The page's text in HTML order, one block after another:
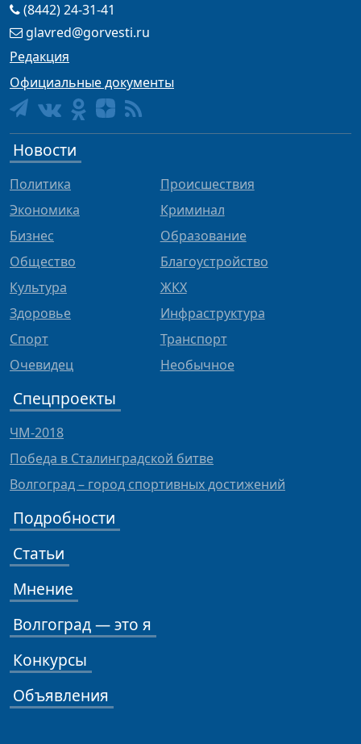
(8442) 24-31-41
glavred@gorvesti.ru
Редакция
Официальные документы
Новости
Политика
Экономика
Бизнес
Общество
Культура
Здоровье
Спорт
Очевидец
Происшествия
Криминал
Образование
Благоустройство
ЖКХ
Инфраструктура
Транспорт
Необычное
Спецпроекты
ЧМ-2018
Победа в Сталинградской битве
Волгоград – город спортивных достижений
Подробности
Статьи
Мнение
Волгоград — это я
Конкурсы
Объявления